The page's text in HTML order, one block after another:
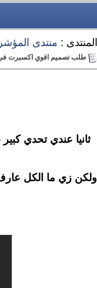
المنتدى : منتدى
طلب تصميم اقوي اكسبرت في
ولكن زي ما الكل